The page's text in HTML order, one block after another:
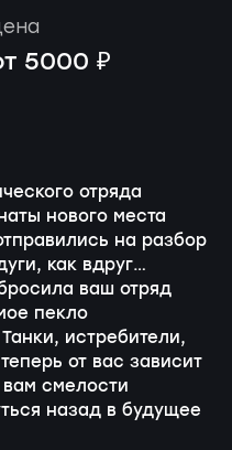
5000 ₽
отряда
нового места
на разбор
как вдруг…
ваш отряд
пекло
истребители,
от вас зависит
смелости
назад в будущее